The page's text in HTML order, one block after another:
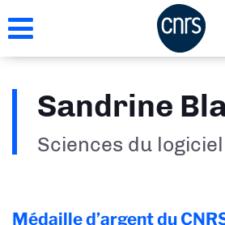
au
Sandrine
Sciences du logiciel
Médaille d’argent du